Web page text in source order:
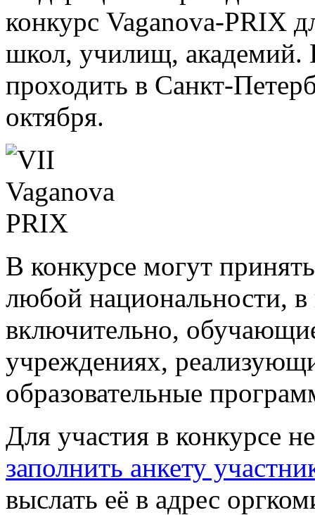
конкурс Vaganova-PRIX
школ, училищ, академий.
проходить в Санкт-
октября.
В конкурсе могут
любой национальности, в
включительно,
учреждениях,
образовательные
Для участия в конкурсе
заполнить анкету
выслать её в адрес